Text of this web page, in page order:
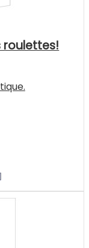
roulettes!